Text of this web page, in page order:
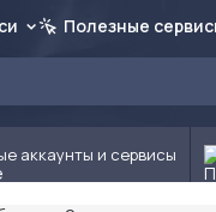
Полезные
аккаунты и сервисы